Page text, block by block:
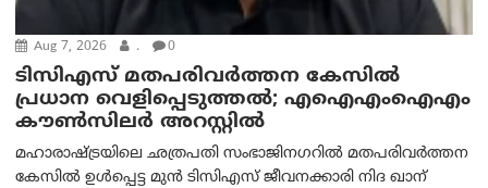
Aug 7, 2026 . 0
ടിസിഎസ് മതപരിവർത്തന കേസിൽ
പ്രധാന വെളിപ്പെടുത്തൽ; എഐഎംഐഎം
കൗൺസിലർ അറസ്റ്റിൽ
മഹാരാഷ്ട്രയിലെ ഛത്രപതി സംഭാജിനഗറിൽ മതപരിവർത്തന
കേസിൽ ഉൾപ്പെട്ട മുൻ ടിസിഎസ് ജീവനക്കാരി നിദ ഖാന്